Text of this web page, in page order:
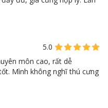
5.0
môn cao, rất dễ
Mình không nghĩ thú cưng